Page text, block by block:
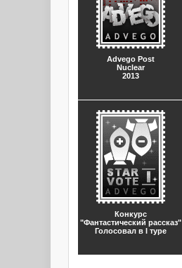
Advego Post
Nuclear
2013
Конкурс
"Фантастический рассказ"
Голосовал в I туре